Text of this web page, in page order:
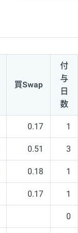
買Swap
付
与
日
数
0.17 1
0.51 3
0.18 1
0.17 1
0